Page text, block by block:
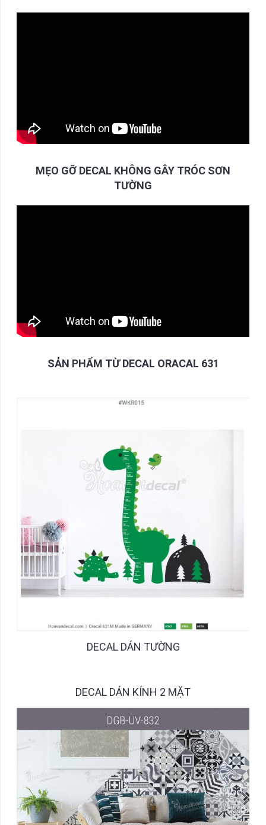
MẸO GỠ DECAL KHÔNG GÂY TRÓC SƠN
TƯỜNG
SẢN PHẨM TỪ DECAL ORACAL 631
DECAL DÁN TƯỜNG
DECAL DÁN KÍNH 2 MẶT